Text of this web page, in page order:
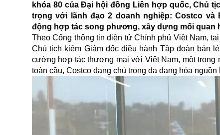
khóa 80 của Đại hội đồng Liên hợp quốc, Chủ
trọng với lãnh đạo 2 doanh nghiệp: Costco và
động hợp tác song phương, xây dựng mối quan
Theo Cổng thông tin điện tử Chính phủ Việt Nam,
Chủ tịch kiêm Giám đốc điều hành Tập đoàn bán
cường hợp tác thương mại với Việt Nam, một
toàn cầu, Costco đang chú trọng đa dạng hóa